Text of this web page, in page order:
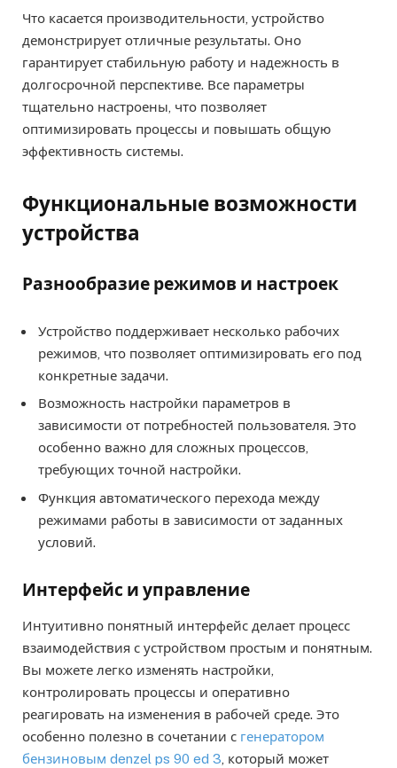
Что касается производительности, устройство
демонстрирует отличные результаты. Оно
гарантирует стабильную работу и надежность в
долгосрочной перспективе. Все параметры
тщательно настроены, что позволяет
оптимизировать процессы и повышать общую
эффективность системы.
Функциональные возможности
устройства
Разнообразие режимов и настроек
Устройство поддерживает несколько рабочих
режимов, что позволяет оптимизировать его под
конкретные задачи.
Возможность настройки параметров в
зависимости от потребностей пользователя. Это
особенно важно для сложных процессов,
требующих точной настройки.
Функция автоматического перехода между
режимами работы в зависимости от заданных
условий.
Интерфейс и управление
Интуитивно понятный интерфейс делает процесс
взаимодействия с устройством простым и понятным.
Вы можете легко изменять настройки,
контролировать процессы и оперативно
реагировать на изменения в рабочей среде. Это
особенно полезно в сочетании с генератором
бензиновым denzel ps 90 ed 3 , который может